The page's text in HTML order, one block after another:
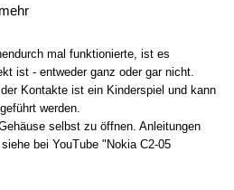
mal funktionierte, ist es
ist - entweder ganz oder gar nicht.
Kontakte ist ein Kinderspiel und kann
werden.
selbst zu öffnen. Anleitungen
bei YouTube "Nokia C2-05